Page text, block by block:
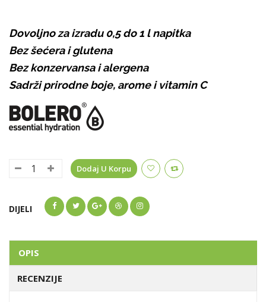
Dovoljno za izradu 0,5 do 1 l napitka
Bez šećera i glutena
Bez konzervansa i alergena
Sadrži prirodne boje, arome i vitamin C
Dodaj U Korpu
DIJELI
OPIS
RECENZIJE